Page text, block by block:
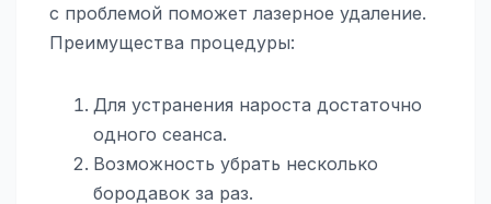
с проблемой поможет лазерное удаление.
Преимущества процедуры:
Для устранения нароста достаточно
одного сеанса.
Возможность убрать несколько
бородавок за раз.